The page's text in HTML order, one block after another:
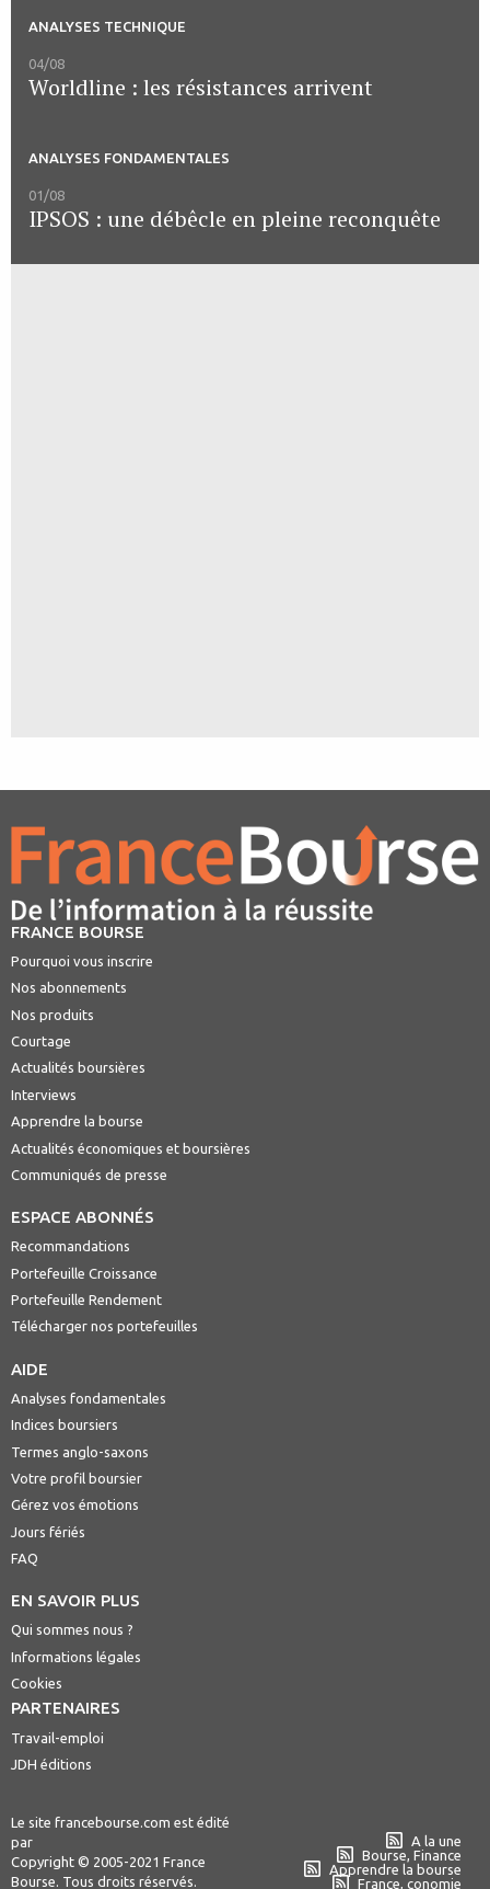
ANALYSES TECHNIQUE
04/08
Worldline : les résistances arrivent
ANALYSES FONDAMENTALES
01/08
IPSOS : une débêcle en pleine reconquête
FRANCE BOURSE
Pourquoi vous inscrire
Nos abonnements
Nos produits
Courtage
Actualités boursières
Interviews
Apprendre la bourse
Actualités économiques et boursières
Communiqués de presse
ESPACE ABONNÉS
Recommandations
Portefeuille Croissance
Portefeuille Rendement
Télécharger nos portefeuilles
AIDE
Analyses fondamentales
Indices boursiers
Termes anglo-saxons
Votre profil boursier
Gérez vos émotions
Jours fériés
FAQ
EN SAVOIR PLUS
Qui sommes nous ?
Informations légales
Cookies
PARTENAIRES
Travail-emploi
JDH éditions
Le site francebourse.com est édité
par
Copyright © 2005-2021 France
Bourse. Tous droits réservés.
A la une
Bourse, Finance
Apprendre la bourse
France, conomie